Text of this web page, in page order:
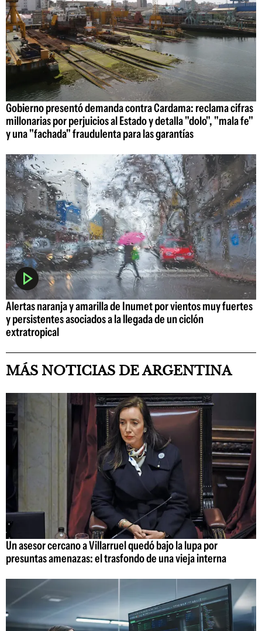
Gobierno presentó demanda contra Cardama: reclama cifras
millonarias por perjuicios al Estado y detalla "dolo", "mala fe"
y una "fachada" fraudulenta para las garantías
Alertas naranja y amarilla de Inumet por vientos muy fuertes
y persistentes asociados a la llegada de un ciclón
extratropical
MÁS NOTICIAS DE ARGENTINA
Un asesor cercano a Villarruel quedó bajo la lupa por
presuntas amenazas: el trasfondo de una vieja interna